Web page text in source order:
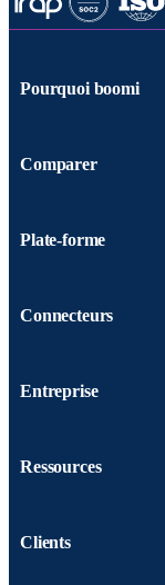
Pourquoi boomi
Comparer
Plate-forme
Connecteurs
Entreprise
Ressources
Clients